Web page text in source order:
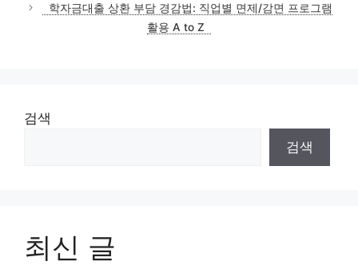
학자금대출 상환 부담 경감법: 직업별 면제/감면 프로그램
활용 A to Z
검색
검색
최신 글